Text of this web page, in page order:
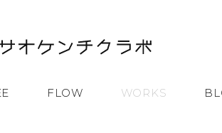
FLOW WORKS